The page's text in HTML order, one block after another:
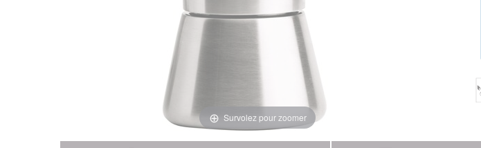
Survolez pour zoomer